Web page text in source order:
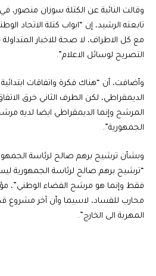
وقالت النائبة عن الكتلة سوزان منصور،
تابعته الرشيد، إن “ابواب كتلة الاتحاد
مع كل الاطراف، لا صحة للاخبار
التصريح لوسائل الاعلام”.
وأضافت، أن “هناك فكرة واتفاقات
الديمقراطي، لكن الطرف الثاني خرق
المرشح وإنما الديمقراطي ايضا لديه
الجمهورية”.
وبشأن ترشيح برهم صالح لرئاسة
“ترشيح برهم صالح لرئاسة الجمهورية
فقط وإنما هو مرشح الفضاء الوطني”،
محارب للفساد، لاسيما وأن آخر مشروع
المهربة الى الخارج”.